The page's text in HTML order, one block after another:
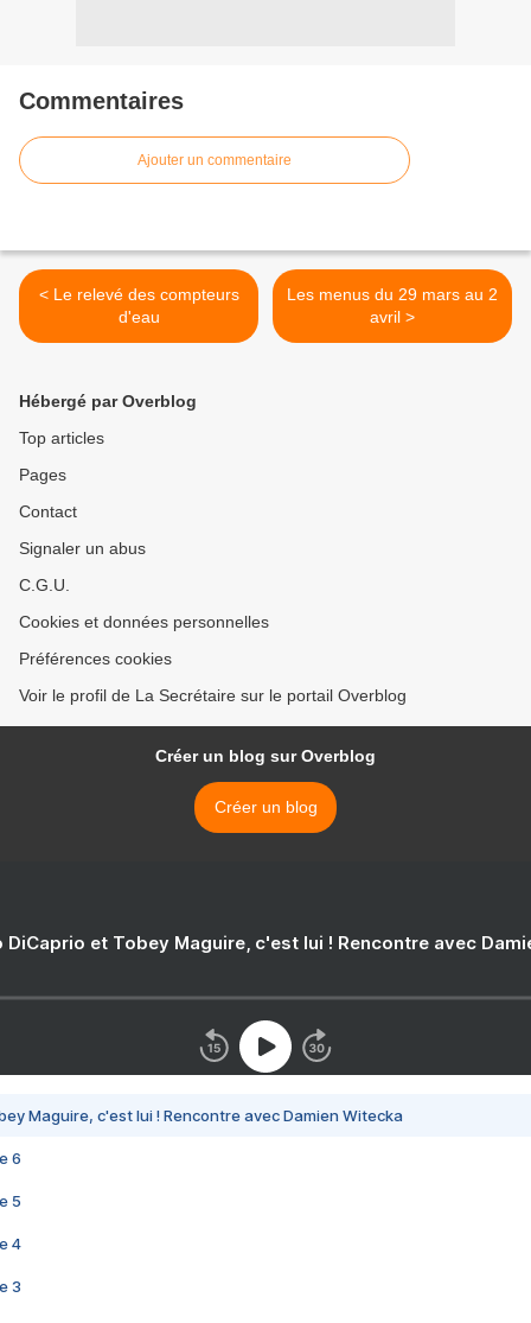
Commentaires
Ajouter un commentaire
< Le relevé des compteurs
d'eau
Les menus du 29 mars au 2
avril >
Hébergé par Overblog
Top articles
Pages
Contact
Signaler un abus
C.G.U.
Cookies et données personnelles
Préférences cookies
Voir le profil de La Secrétaire sur le portail Overblog
Créer un blog sur Overblog
Créer un blog
DiCaprio et Tobey Maguire, c'est lui ! Rencontre avec
Maguire, c'est lui ! Rencontre avec Damien Witecka
6
5
4
3